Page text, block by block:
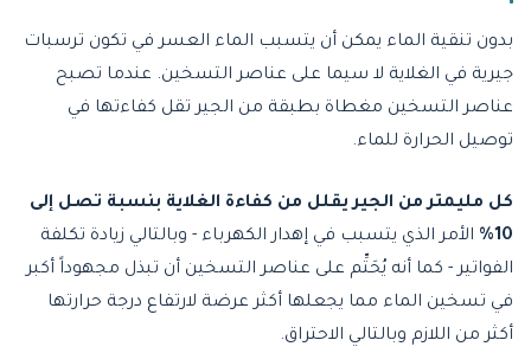
بدون تنقية الماء يمكن أن يتسبب الماء العسر في تكون ترسبات
جيرية في الغلاية لا سيما على عناصر التسخين. عندما تصبح
عناصر التسخين مغطاة بطبقة من الجير تقل كفاءتها في
توصيل الحرارة للماء.
كل مليمتر من الجير يقلل من كفاءة الغلاية بنسبة تصل إلى
10%
الأمر الذي يتسبب في إهدار الكهرباء - وبالتالي زيادة تكلفة
الفواتير - كما أنه يُحَتِّم على عناصر التسخين أن تبذل مجهوداً أكبر
في تسخين الماء مما يجعلها أكثر عرضة لارتفاع درجة حرارتها
أكثر من اللازم وبالتالي الاحتراق.